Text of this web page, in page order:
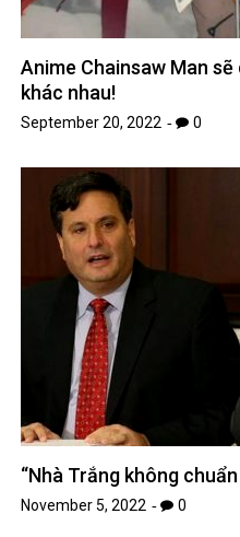
Anime Chainsaw Man
khác nhau!
September 20, 2022 0
“Nhà Trắng không
November 5, 2022 0